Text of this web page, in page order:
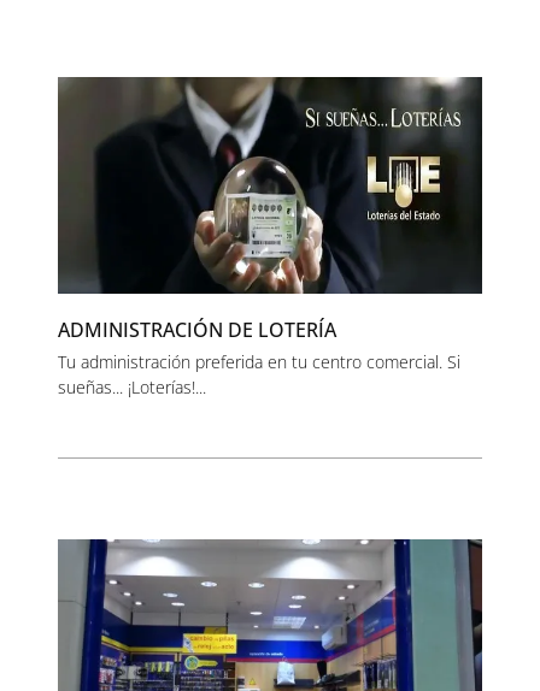
ADMINISTRACIÓN DE LOTERÍA
Tu administración preferida en tu centro comercial. Si
sueñas... ¡Loterías!...